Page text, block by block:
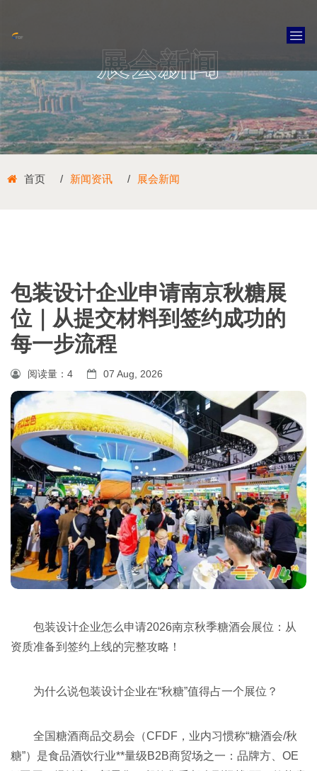
展会新闻
首页 新闻资讯 展会新闻
包装设计企业申请南京秋糖展
位｜从提交材料到签约成功的
每一步流程
阅读量： 4 07 Aug, 2026
包装设计企业怎么申请2026南京秋季糖酒会展位：从
资质准备到签约上线的完整攻略！
为什么说包装设计企业在“秋糖”值得占一个展位？
全国糖酒商品交易会 （CFDF，业内习惯称“糖酒会/秋
糖”）是食品酒饮行业**量级B2B商贸场之一：品牌方、OE